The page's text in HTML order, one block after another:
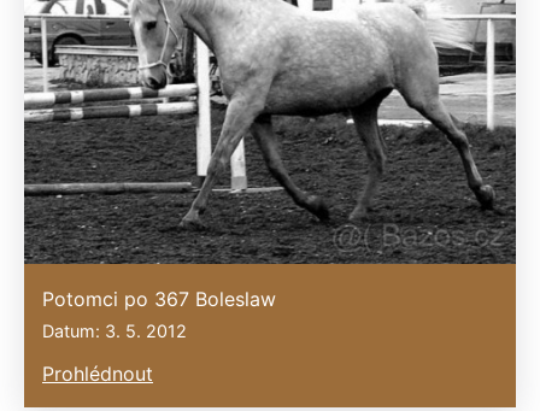
Potomci po 367 Boleslaw
Datum: 3. 5. 2012
Prohlédnout